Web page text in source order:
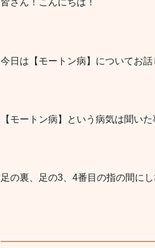
皆さん！こんにちは！
今日は【モートン病】についてお話
【モートン病】という病気は聞い
足の裏、足の3、4番目の指の間に